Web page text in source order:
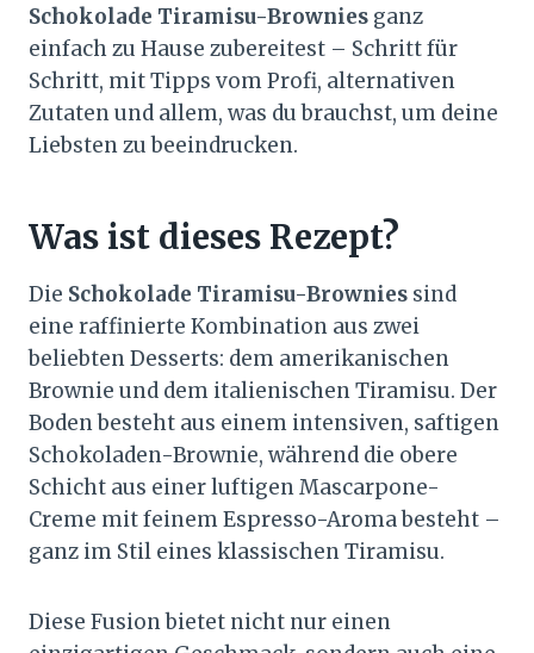
Schokolade Tiramisu-Brownies ganz
einfach zu Hause zubereitest – Schritt für
Schritt, mit Tipps vom Profi, alternativen
Zutaten und allem, was du brauchst, um deine
Liebsten zu beeindrucken.
Was ist dieses Rezept?
Die Schokolade Tiramisu-Brownies sind
eine raffinierte Kombination aus zwei
beliebten Desserts: dem amerikanischen
Brownie und dem italienischen Tiramisu. Der
Boden besteht aus einem intensiven, saftigen
Schokoladen-Brownie, während die obere
Schicht aus einer luftigen Mascarpone-
Creme mit feinem Espresso-Aroma besteht –
ganz im Stil eines klassischen Tiramisu.
Diese Fusion bietet nicht nur einen